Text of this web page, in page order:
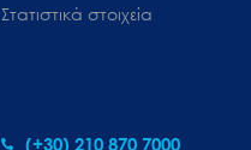
Στατιστικά στοιχεία
(+30) 210 870 7000